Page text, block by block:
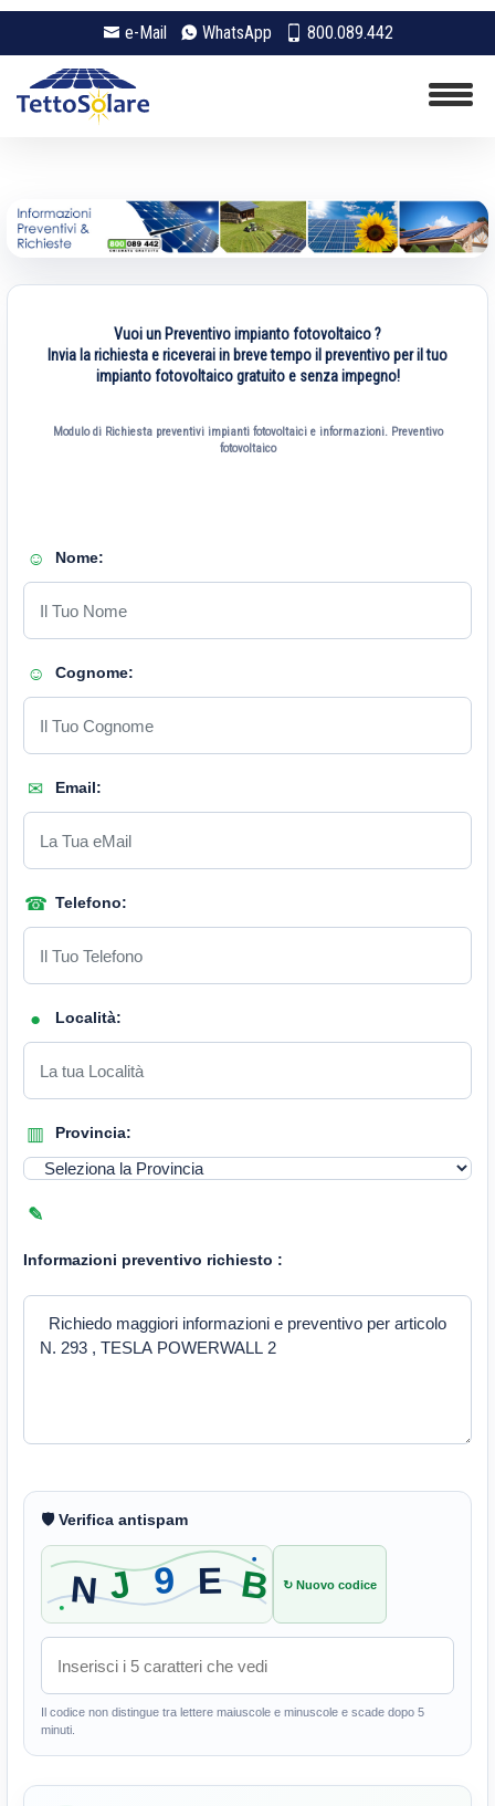
e-Mail WhatsApp 800.089.442
Vuoi un Preventivo impianto fotovoltaico ?
Invia la richiesta e riceverai in breve tempo il preventivo per il tuo
impianto fotovoltaico gratuito e senza impegno!
Modulo di Richiesta preventivi impianti fotovoltaici e informazioni. Preventivo
fotovoltaico
Nome:
Cognome:
Email:
Telefono:
Località:
Provincia:
Informazioni preventivo richiesto :
🛡 Verifica antispam
↻ Nuovo codice
Il codice non distingue tra lettere maiuscole e minuscole e scade dopo 5
minuti.